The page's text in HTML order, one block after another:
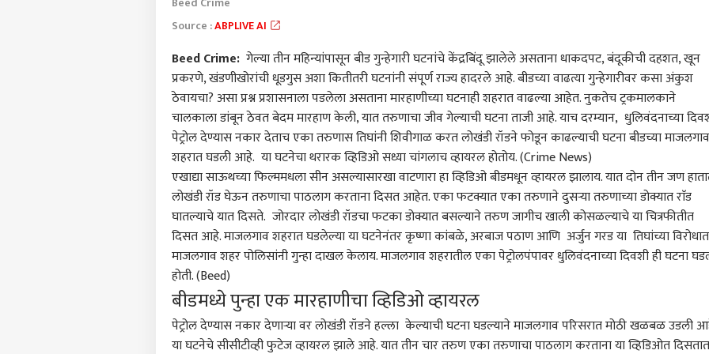
Source :ABPLIVE AI
Beed Crime: गेल्या तीन महिन्यांपासून बीड गुन्हेगारी घटनांचे केंद्रबिंदू झालेले असताना धाकदपट, बंदूकीची दहशत, खून
प्रकरणे, खंडणीखोरांची धूडगुस अशा कितीतरी घटनांनी संपूर्ण राज्य हादरले आहे. बीडच्या वाढत्या गुन्हेगारीवर कसा अंकुश
ठेवायचा? असा प्रश्न प्रशासनाला पडलेला असताना मारहाणीच्या घटनाही शहरात वाढल्या आहेत. नुकतेच ट्रकमालकाने
चालकाला डांबून ठेवत बेदम मारहाण केली, यात तरुणाचा जीव गेल्याची घटना ताजी आहे. याच दरम्यान, धुलिवंदनाच्या
पेट्रोल देण्यास नकार देताच एका तरुणास तिघांनी शिवीगाळ करत लोखंडी रॉडने फोडून काढल्याची घटना बीडच्या माजलगाव
शहरात घडली आहे. या घटनेचा थरारक व्हिडिओ सध्या चांगलाच व्हायरल होतोय. (Crime News)
एखाद्या साऊथच्या फिल्ममधला सीन असल्यासारखा वाटणारा हा व्हिडिओ बीडमधून व्हायरल झालाय. यात दोन तीन जण
लोखंडी रॉड घेऊन तरुणाचा पाठलाग करताना दिसत आहेत. एका फटक्यात एका तरुणाने दुसऱ्या तरुणाच्या डोक्यात राॅड
घातल्याचे यात दिसते. जोरदार लोखंडी रॉडचा फटका डोक्यात बसल्याने तरुण जागीच खाली कोसळल्याचे या चित्रफीतीत
दिसत आहे. माजलगाव शहरात घडलेल्या या घटनेनंतर कृष्णा कांबळे, अरबाज पठाण आणि अर्जुन गरड या तिघांच्या विरोधात
माजलगाव शहर पोलिसांनी गुन्हा दाखल केलाय. माजलगाव शहरातील एका पेट्रोलपंपावर धुलिवंदनाच्या दिवशी ही घटना
होती. (Beed)
बीडमध्ये पुन्हा एक मारहाणीचा व्हिडिओ व्हायरल
पेट्रोल देण्यास नकार देणाऱ्या वर लोखंडी रॉडने हल्ला केल्याची घटना घडल्याने माजलगाव परिसरात मोठी खळबळ उडली
या घटनेचे सीसीटीव्ही फुटेज व्हायरल झाले आहे. यात तीन चार तरुण एका तरुणाचा पाठलाग करताना या व्हिडिओत
हॅलो गेस्ट
पर्सनल कॉर्नर
टॉप आर्टिकल टॉप रील्स
भारत भारत भारत